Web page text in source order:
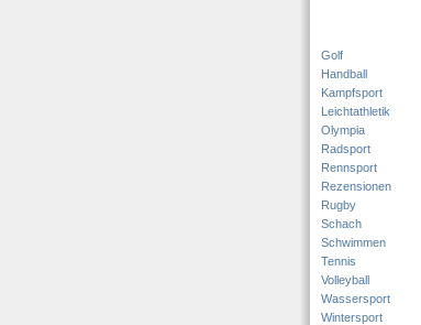
Golf
Handball
Kampfsport
Leichtathletik
Olympia
Radsport
Rennsport
Rezensionen
Rugby
Schach
Schwimmen
Tennis
Volleyball
Wassersport
Wintersport